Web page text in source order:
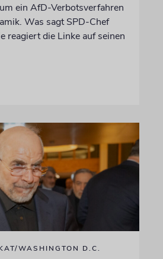
ein AfD-Verbotsverfahren
Was sagt SPD-Chef
reagiert die Linke auf seinen
WASHINGTON D.C.